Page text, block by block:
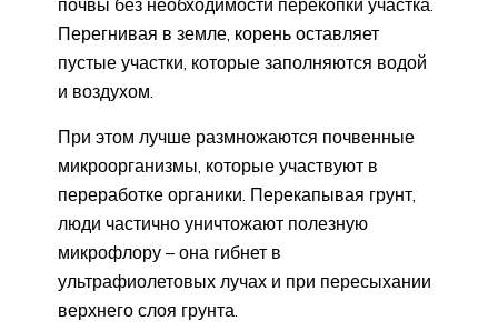
Перегнивая в земле, корень оставляет
пустые участки, которые заполняются водой
и воздухом.
При этом лучше размножаются почвенные
микроорганизмы, которые участвуют в
переработке органики. Перекапывая грунт,
люди частично уничтожают полезную
микрофлору – она гибнет в
ультрафиолетовых лучах и при пересыхании
верхнего слоя грунта.